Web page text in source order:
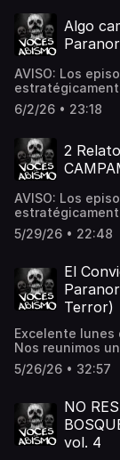
paranormal?
Hosted on
information.
Algo
AVISO: Los
este proyecto
noche,
que les
experiencia
6/2/26 • 23:18
2
AVISO: Los
este proyecto
comunidad.
que los
descansar...
dime qué te
¿Tienes una
acast.com/
5/29/26 • 22:48
El
Terror)
Excelente lunes
Nos reunimos
las siguientes
comunidad.
¿Tienes una
acast.com/
5/26/26 • 32:57
NO
vol. 4